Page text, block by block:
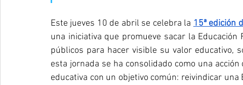
Este jueves 10 de abril se celebra la 15ª edición
una iniciativa que promueve sacar la
públicos para hacer visible su valor educativo,
esta jornada se ha consolidado como una
educativa con un objetivo común: reivindicar